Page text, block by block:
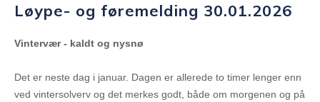
Løype- og føremelding 30.01.2026
Vintervær - kaldt og nysnø
Det er neste dag i januar. Dagen er allerede to timer lenger enn
ved vintersolverv og det merkes godt, både om morgenen og på